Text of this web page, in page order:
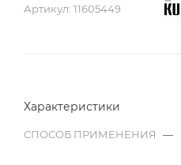
Артикул: 11605449
Характеристики
СПОСОБ ПРИМЕНЕНИЯ —